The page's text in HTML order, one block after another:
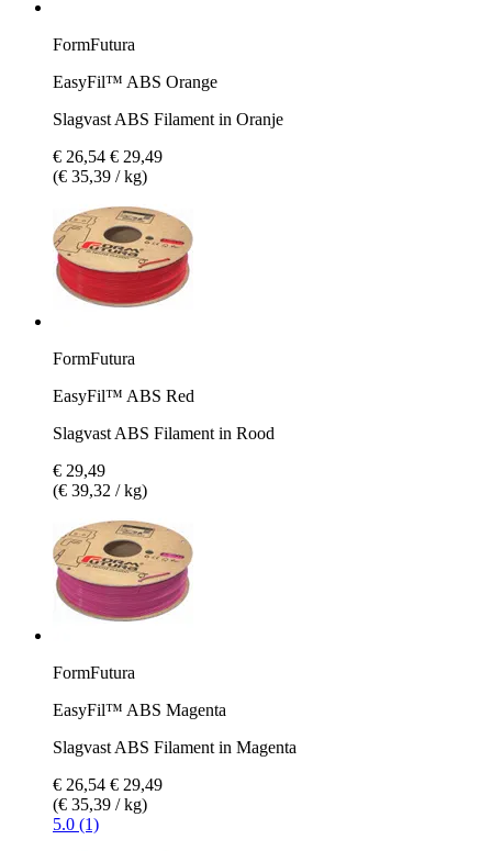
FormFutura
EasyFil™ ABS Orange
Slagvast ABS Filament in Oranje
€ 26,54 € 29,49
(€ 35,39 / kg)
FormFutura
EasyFil™ ABS Red
Slagvast ABS Filament in Rood
€ 29,49
(€ 39,32 / kg)
FormFutura
EasyFil™ ABS Magenta
Slagvast ABS Filament in Magenta
€ 26,54 € 29,49
(€ 35,39 / kg)
5.0 (1)